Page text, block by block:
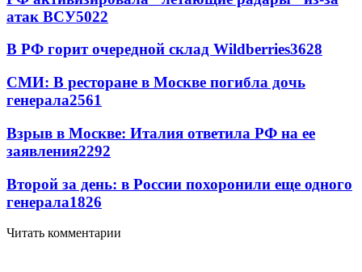
атак ВСУ5022
В РФ горит очередной склад Wildberries3628
СМИ: В ресторане в Москве погибла дочь
генерала2561
Взрыв в Москве: Италия ответила РФ на ее
заявления2292
Второй за день: в России похоронили еще одного
генерала1826
Читать комментарии